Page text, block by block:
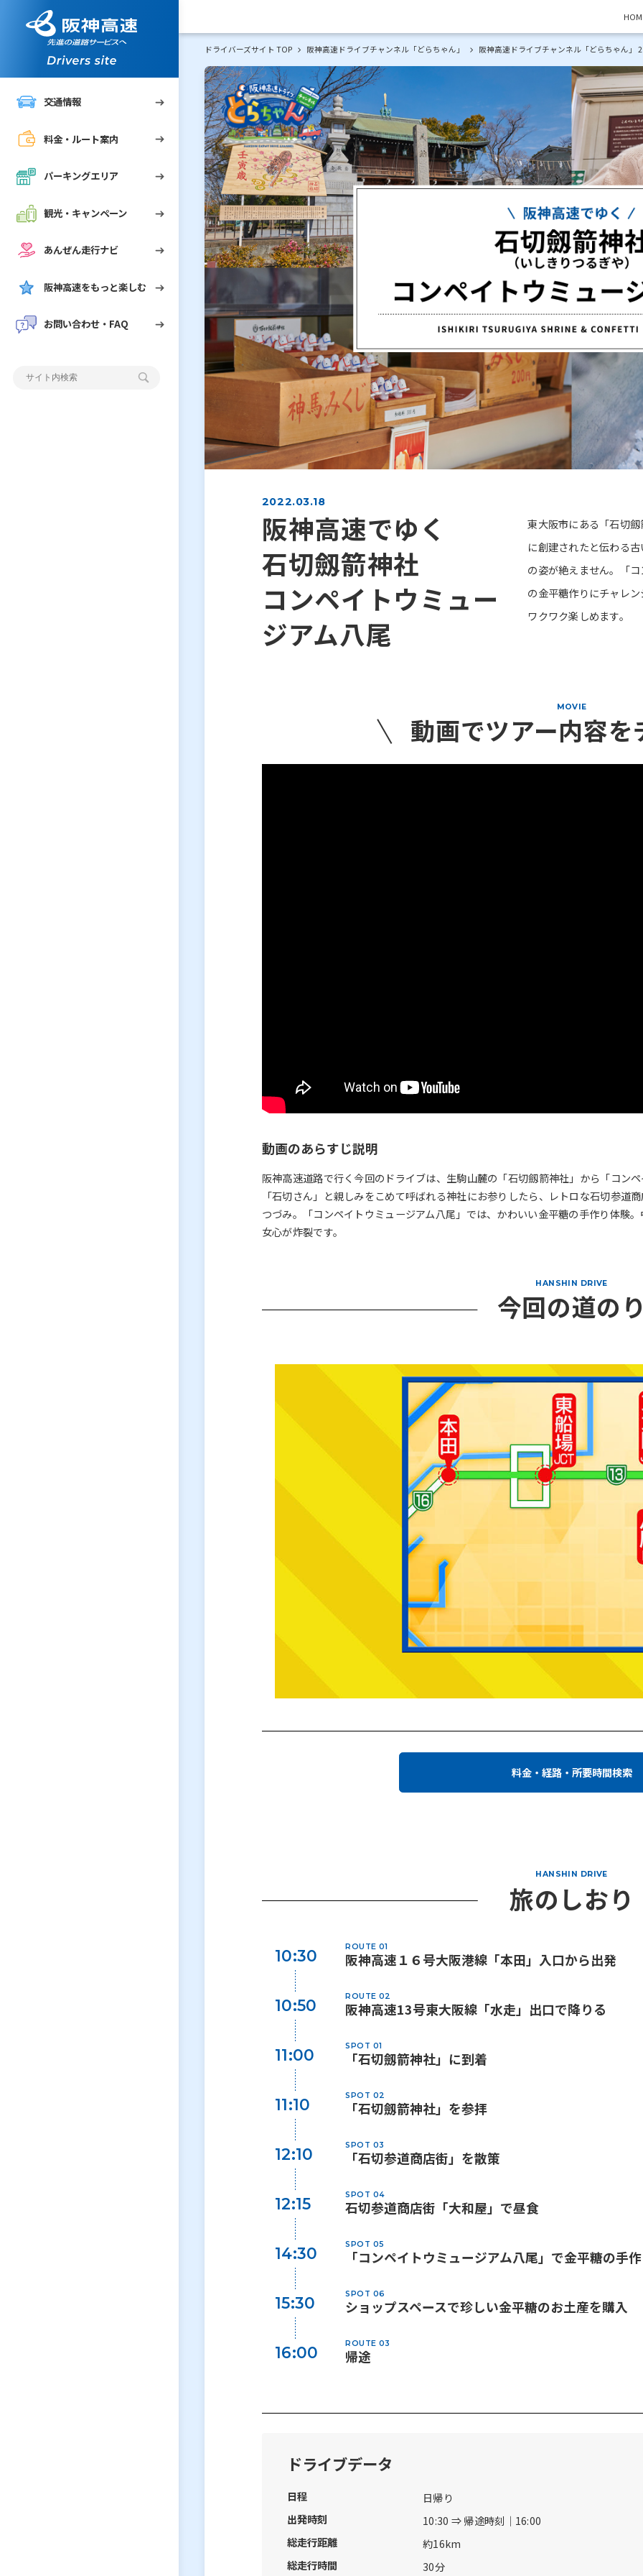
交通情報
Go!）
料金・ルート案内
パーキングエリア
観光・キャンペーン
あんぜん走行ナビ
阪神高速をもっと楽しむ
お問い合わせ・FAQ
ドライバーズサイト TOP 阪神高速ドライブチャンネル「どらちゃん」 阪神高速ドライブチャンネル「どらちゃん」
2022.03.18
阪神高速でゆく
石切劔箭神社
コンペイトウミュー
ジアム八尾
東大阪市にある「石切
に創建されたと伝わる
の姿が絶えません。「
の金平糖作りにチャレ
ワクワク楽しめます。
MOVIE
動画でツアー内容を
動画のあらすじ説明
阪神高速道路で行く今回のドライブは、生駒山麓の「石切劔箭神社」から「コン
「石切さん」と親しみをこめて呼ばれる神社にお参りしたら、レトロな石切参道
つづみ。「コンペイトウミュージアム八尾」では、かわいい金平糖の手作り体
女心が炸裂です。
HANSHIN DRIVE
今回の道の
料金・経路・所要時間検索
HANSHIN DRIVE
旅のしおり
10:30 ROUTE 01
阪神高速１６号大阪港線「本田」入口から出発
10:50 ROUTE 02
阪神高速13号東大阪線「水走」出口で降りる
11:00 SPOT 01
「石切劔箭神社」に到着
11:10 SPOT 02
「石切劔箭神社」を参拝
12:10 SPOT 03
「石切参道商店街」を散策
12:15 SPOT 04
石切参道商店街「大和屋」で昼食
14:30 SPOT 05
「コンペイトウミュージアム八尾」で金平糖の手
15:30 SPOT 06
ショップスペースで珍しい金平糖のお土産を購入
16:00 ROUTE 03
帰途
ドライブデータ
日程
日帰り
出発時刻
10:30 ⇒ 帰途時刻｜16:00
総走行距離
約16km
総走行時間
30分